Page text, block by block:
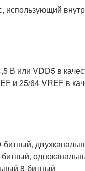
или VDD5 в
и 25/64 VREF в
8-битный